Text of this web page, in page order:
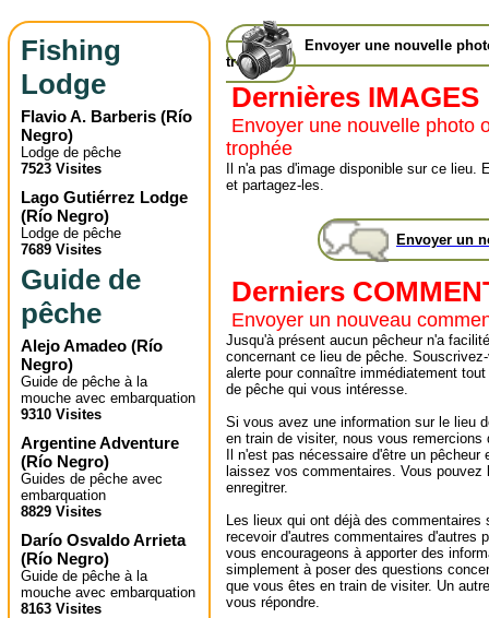
Fishing
Lodge
Flavio A. Barberis (Río
Negro)
Lodge de pêche
7523 Visites
Lago Gutiérrez Lodge
(Río Negro)
Lodge de pêche
7689 Visites
Guide de
pêche
Alejo Amadeo (Río
Negro)
Guide de pêche à la
mouche avec embarquation
9310 Visites
Argentine Adventure
(Río Negro)
Guides de pêche avec
embarquation
8829 Visites
Darío Osvaldo Arrieta
(Río Negro)
Guide de pêche à la
mouche avec embarquation
8163 Visites
Envoyer une nouvelle
trophée
Dernières IMAGES
Envoyer une nouvelle photo
trophée
Il n'a pas d'image disponible sur ce lieu.
et partagez-les.
Envoyer un
Derniers
Envoyer un nouveau
Jusqu'à présent aucun pêcheur n'a
concernant ce lieu de pêche.
alerte pour connaître immédiatement
de pêche qui vous intéresse.
Si vous avez une information sur le lieu
en train de visiter, nous vous remercions
Il n'est pas nécessaire d'être un
laissez vos commentaires. Vous pouvez
enregitrer.
Les lieux qui ont déjà des commentaires
recevoir d'autres commentaires d'autres
vous encourageons à apporter des
simplement à poser des questions
que vous êtes en train de visiter. Un
vous répondre.